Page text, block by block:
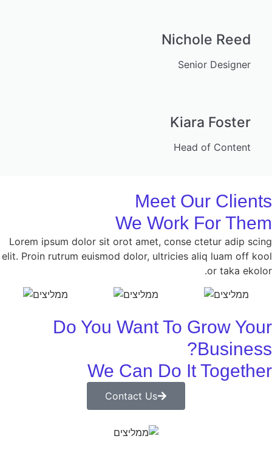
Nichole Reed
Senior Designer
Kiara Foster
Head of Content
Meet Our Clients
We Work For Them
Lorem ipsum dolor sit orot amet, conse ctetur adip scing
elit. Proin rutrum euismod dolor, ultricies aliq luam off kool
or taka ekolor.
Do You Want To Grow Your
Business?
We Can Do It Together
Contact Us